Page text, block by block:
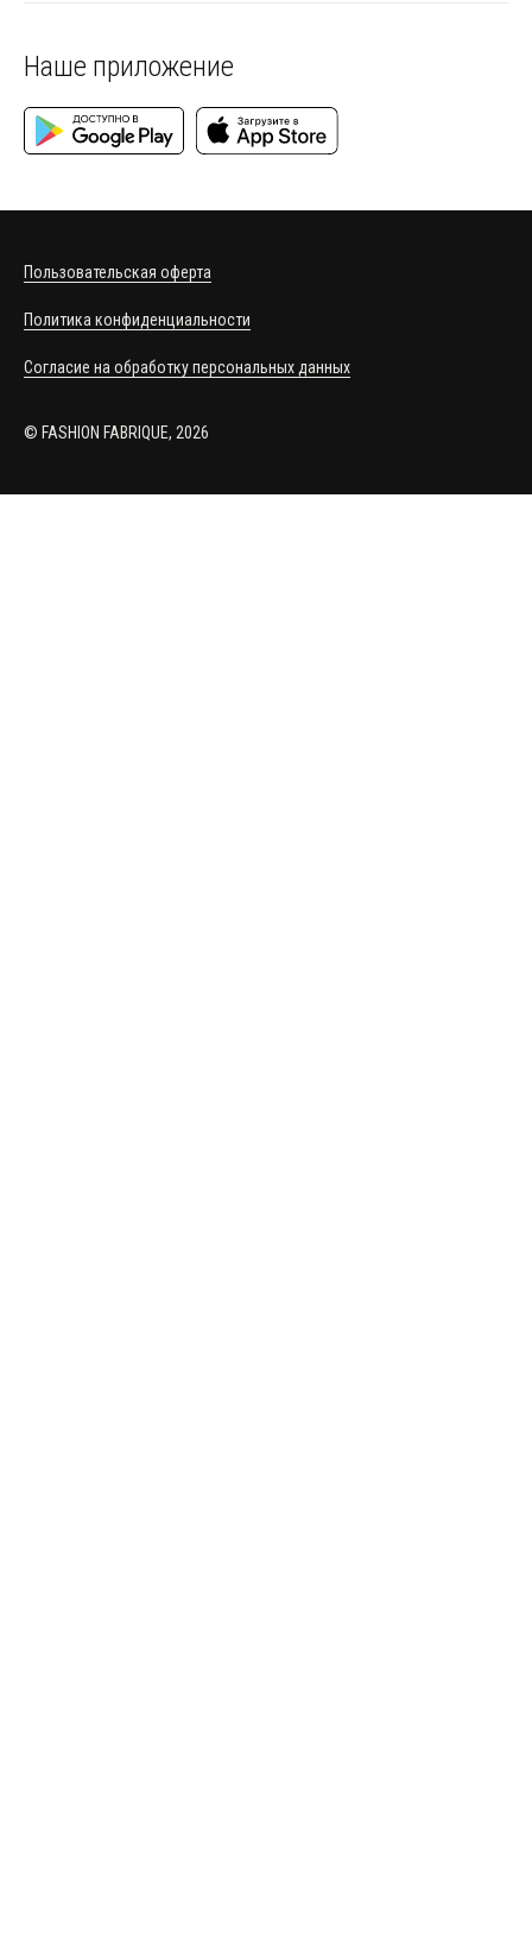
Наше приложение
© FASHION FABRIQUE, 2026
Пользовательская оферта
Политика конфиденциальности
Согласие на обработку персональных данных